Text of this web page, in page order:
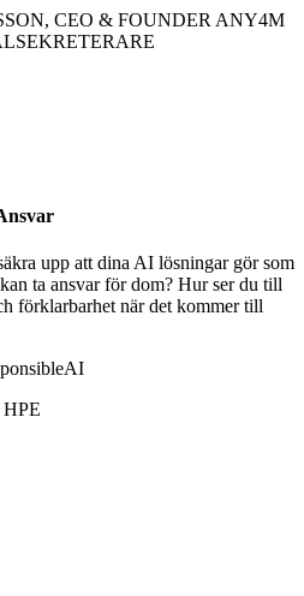
CEO & FOUNDER ANY4M
upp att dina AI lösningar gör som
ta ansvar för dom? Hur ser du till
förklarbarhet när det kommer till